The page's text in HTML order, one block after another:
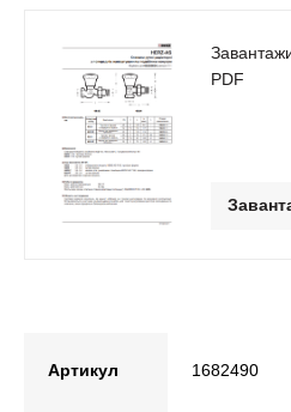
PDF
Артикул 1682490